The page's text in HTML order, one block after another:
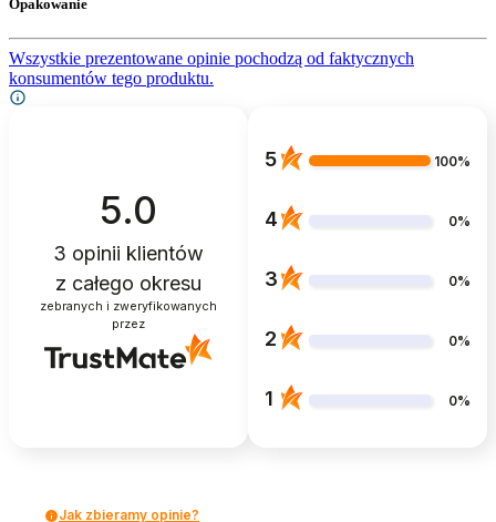
Opakowanie
Wszystkie prezentowane opinie pochodzą od faktycznych
konsumentów tego produktu.
5.0
3 opinii klientów
z całego okresu
zebranych i zweryfikowanych
przez
5 100%
4 0%
3 0%
2 0%
1 0%
Jak zbieramy opinie?